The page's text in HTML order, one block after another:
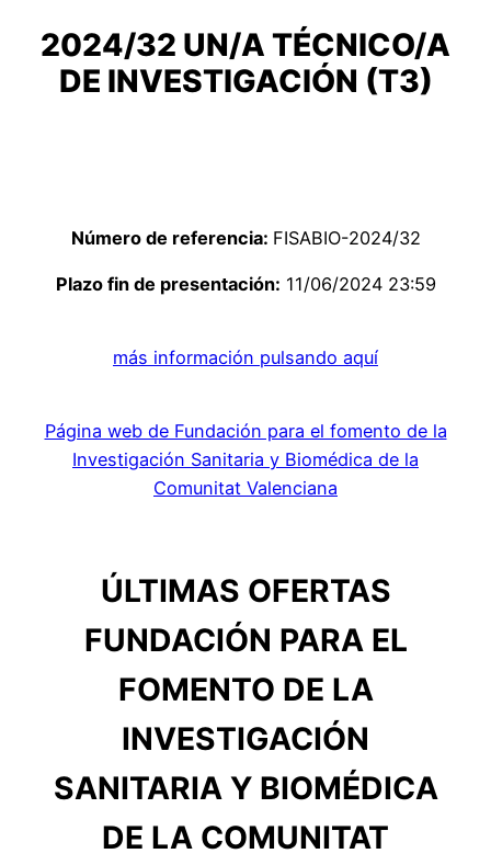
2024/32 UN/A TÉCNICO/A
DE INVESTIGACIÓN (T3)
Número de referencia: FISABIO-2024/32
Plazo fin de presentación: 11/06/2024 23:59
más información pulsando aquí
Página web de Fundación para el fomento de la
Investigación Sanitaria y Biomédica de la
Comunitat Valenciana
ÚLTIMAS OFERTAS
FUNDACIÓN PARA EL
FOMENTO DE LA
INVESTIGACIÓN
SANITARIA Y BIOMÉDICA
DE LA COMUNITAT